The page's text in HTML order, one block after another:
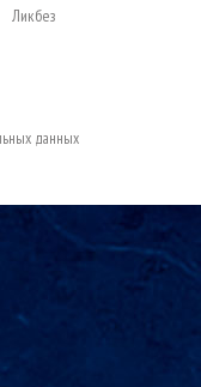
Ликбез
данных